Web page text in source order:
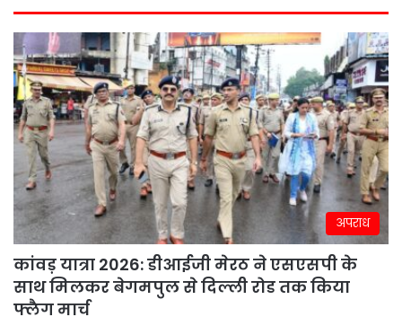
अपराध
कांवड़ यात्रा 2026: डीआईजी मेरठ ने एसएसपी के
साथ मिलकर बेगमपुल से दिल्ली रोड तक किया
फ्लैग मार्च